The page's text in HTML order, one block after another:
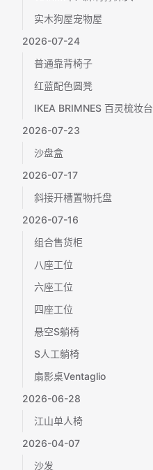
实木狗屋宠物屋
2026-07-24
普通靠背椅子
红蓝配色圆凳
IKEA BRIMNES 百灵梳妆台
2026-07-23
沙盘盒
2026-07-17
斜接开槽置物托盘
2026-07-16
组合售货柜
八座工位
六座工位
四座工位
悬空S躺椅
S人工躺椅
扇影桌Ventaglio
2026-06-28
江山单人椅
2026-04-07
沙发